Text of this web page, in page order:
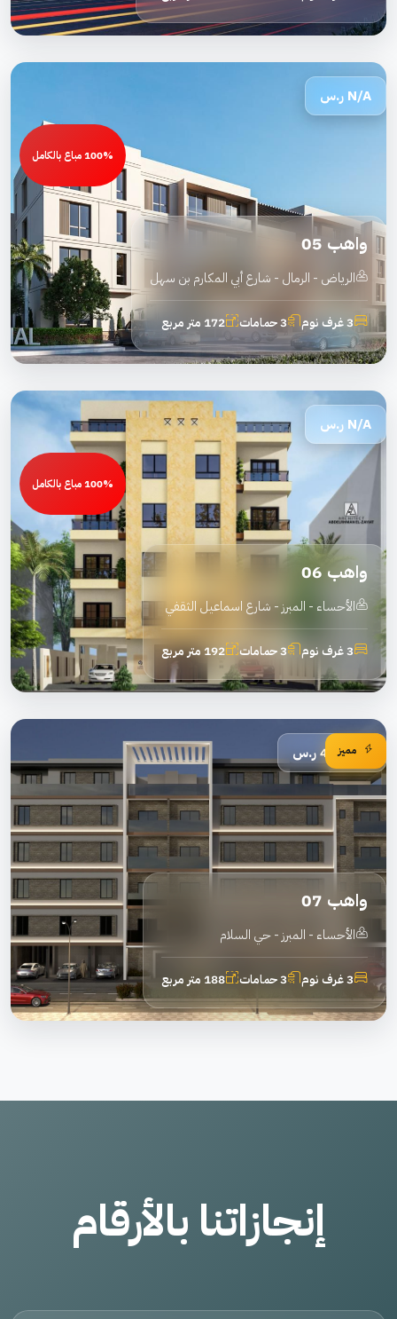
N/A ر.س
100% مباع بالكامل
واهب 05
الرياض - الرمال - شارع أبي المكارم بن سهل
3 غرف نوم 3 حمامات 172 متر مربع
N/A ر.س
100% مباع بالكامل
واهب 06
الأحساء - المبرز - شارع اسماعيل الثقفي
3 غرف نوم 3 حمامات 192 متر مربع
485,000ر.س مميز
واهب 07
الأحساء - المبرز - حي السلام
3 غرف نوم 3 حمامات 188 متر مربع
إنجازاتنا بالأرقام